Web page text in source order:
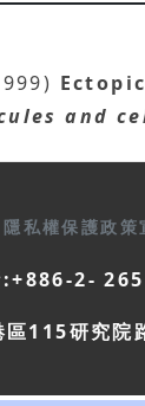
and
隱私權保護政策
:+886-2-
115研究院